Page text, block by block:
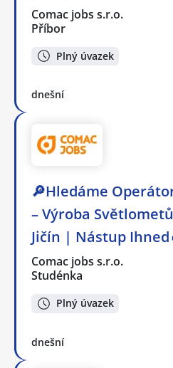
Comac jobs s.r.o.
Příbor
Plný úvazek
dnešní
🔎Hledáme
– Výroba
Jičín | Nástup
Comac jobs s.r.o.
Studénka
Plný úvazek
dnešní